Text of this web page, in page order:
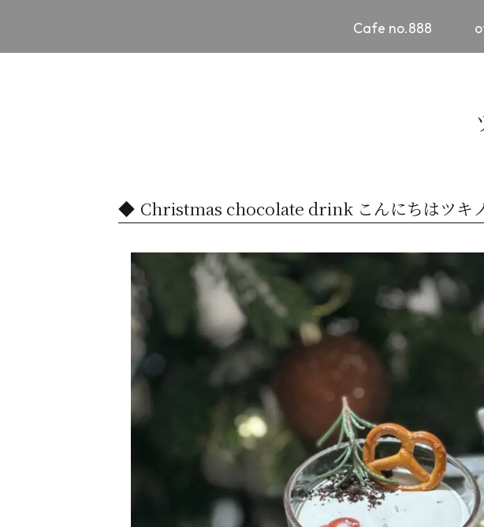
Cafe no.888
Christmas chocolate drink こんにちはツキ